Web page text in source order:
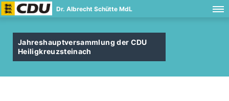
Dr. Albrecht Schütte MdL
Jahreshauptversammlung der CDU
Heiligkreuzsteinach